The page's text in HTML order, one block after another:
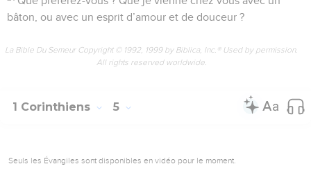
bâton, ou avec un esprit d’amour et de douceur ?
La Bible Du Semeur Copyright © 1992, 1999 by Biblica, Inc.® Used by permission.
All rights reserved worldwide.
1 Corinthiens 5
Seuls les Évangiles sont disponibles en vidéo pour le moment.